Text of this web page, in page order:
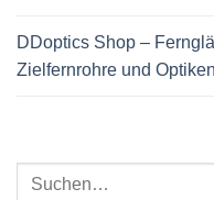
DDoptics Shop –
Zielfernrohre und Optiken